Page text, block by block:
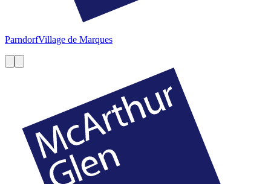
ParndorfVillage de Marques